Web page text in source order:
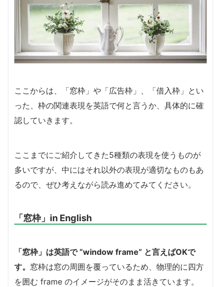
ここからは、「窓枠」や「広告枠」、「借入枠」とい
った、枠の関連表現を英語で何と言うか、具体的に確
認していきます。
ここまでにご紹介してきた5種類の表現を使うものが
多いですが、中にはそれ以外の表現が適切なものもあ
るので、ぜひ考えながら読み進めてみてください。
「窓枠」in English
「窓枠」は英語で “window frame” と言えばOKで
す。 窓枠は窓の周囲を覆っているため、物理的に四方
を囲む frame のイメージがそのまま活きています。